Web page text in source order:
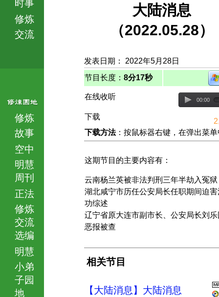
时事
修炼
交流
修炼
故事
空中
明慧
周刊
正法
修炼
交流
选编
明慧
小弟
子园
地
大陆消息
（2022.05.28）
发表日期： 2022年5月28日
节目长度： 8分17秒
在线收听 00:00
下载
下载方法：按鼠标器右键，在弹出菜
这期节目的主要内容有：
云南杨兰英被非法判刑三年半劫入冤狱
湖北咸宁市历任公安局长任职期间迫害
功综述
辽宁省原大连市副市长、公安局长刘乐
恶报被查
相关节目
【大陆消息】大陆消息